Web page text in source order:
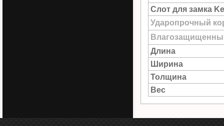
Слот для замка
Ударопрочный
Длина
Ширина
Толщина
Вес